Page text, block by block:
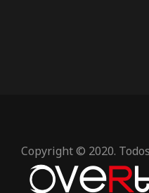
Copyright © 2020.